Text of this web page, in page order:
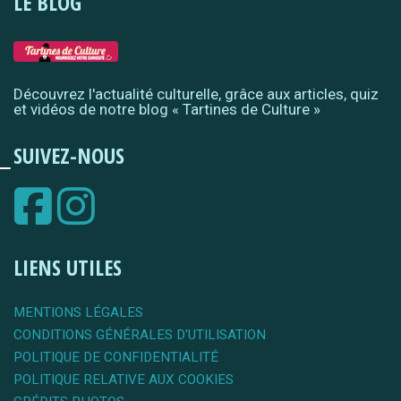
Découvrez l'actualité culturelle, grâce aux articles, quiz
et vidéos de notre blog « Tartines de Culture »
SUIVEZ-NOUS
LIENS UTILES
MENTIONS LÉGALES
CONDITIONS GÉNÉRALES D'UTILISATION
POLITIQUE DE CONFIDENTIALITÉ
POLITIQUE RELATIVE AUX COOKIES